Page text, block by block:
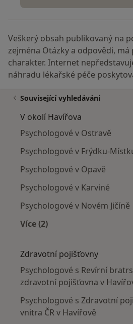
Veškerý obsah publikovaný na
zejména Otázky a odpovědi,
charakter. Internet
náhradu lékařské péče
Související vyhledávání
V okolí Havířova
Psychologové v Ostravě
Psychologové v Frýdku-
Psychologové v Opavě
Psychologové v Karviné
Psychologové v Novém Jičíně
Více (2)
Zdravotní pojišťovny
Psychologové s Revírní
zdravotní pojišťovna v
Psychologové s Zdravotní
vnitra ČR v Havířově